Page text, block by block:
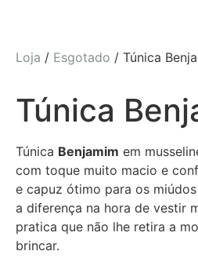
Loja / Esgotado / Túnica
Túnica
Túnica Benjamim em
com toque muito macio e
e capuz ótimo para os
a diferença na hora de vestir
pratica que não lhe retira a
brincar.